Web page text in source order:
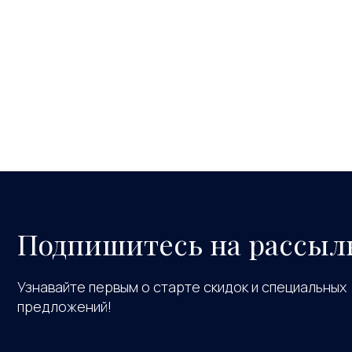
Подпишитесь на
Узнавайте первым о старте скидок и специальных
предложений!